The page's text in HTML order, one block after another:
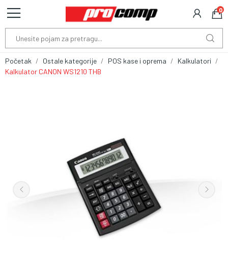
0
Početak Ostale kategorije POS kase i oprema
Kalkulatori
Kalkulator CANON WS1210 THB